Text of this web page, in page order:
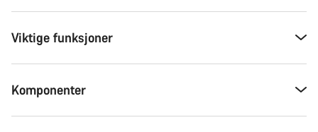
Viktige funksjoner
Komponenter